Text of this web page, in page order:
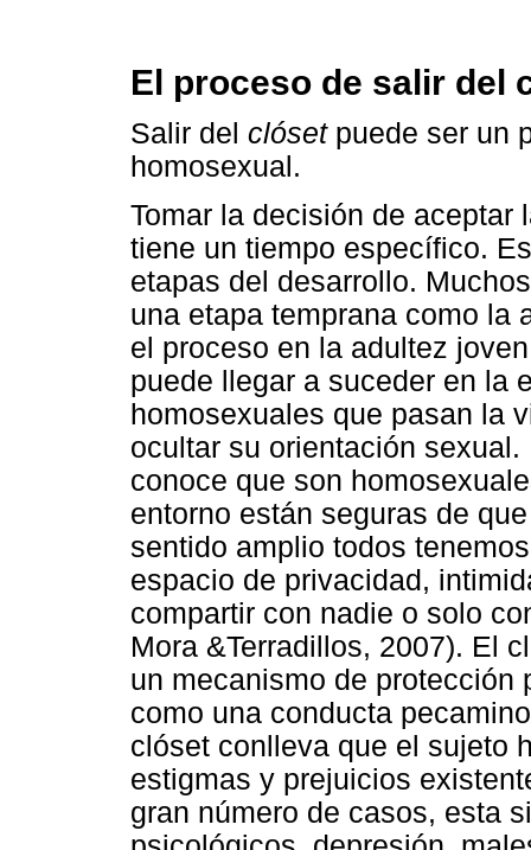
El proceso de salir del
Salir del clósetpuede ser un
homosexual.
Tomar la decisión de
tiene un tiempo específico.
etapas del desarrollo.
una etapa temprana como la
el proceso en la adultez
puede llegar a suceder en la
homosexuales que pasan la
ocultar su orientación
conoce que son
entorno están seguras de
sentido amplio todos
espacio de privacidad,
compartir con nadie o solo
Mora &Terradillos, 2007). El
un mecanismo de protección
como una conducta
clóset conlleva que el sujeto
estigmas y prejuicios
gran número de casos, esta